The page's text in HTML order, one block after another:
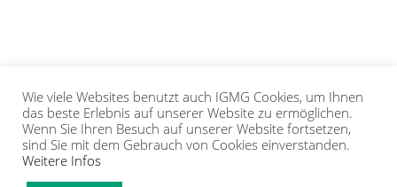
1 2
IGMG PRESSE
MITGLIEDSCHAFT
Wie viele Websites benutzt auch IGMG Cookies, um Ihnen
das beste Erlebnis auf unserer Website zu ermöglichen.
Wenn Sie Ihren Besuch auf unserer Website fortsetzen,
sind Sie mit dem Gebrauch von Cookies einverstanden.
Weitere Infos